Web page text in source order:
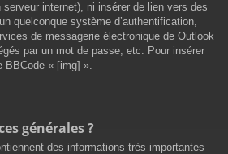
internet), ni insérer de lien vers des
quelconque système d’authentification,
de messagerie électronique de Outlook
par un mot de passe, etc. Pour insérer
BBCode « [img] ».
générales ?
des informations très importantes